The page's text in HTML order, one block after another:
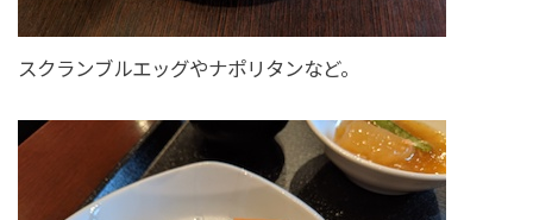
スクランブルエッグやナポリタンなど。